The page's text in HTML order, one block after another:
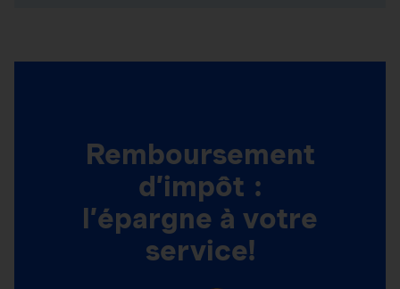
Remboursement
d’impôt :
l’épargne à votre
service!